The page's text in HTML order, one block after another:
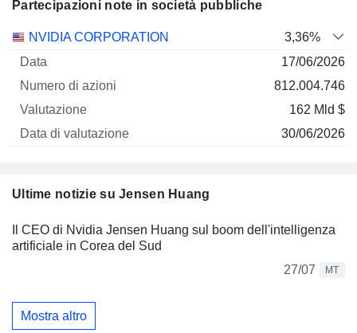
Partecipazioni note in società pubbliche
Società
Numero
valutazione
NVIDIA CORPORATION
3,36%
17/06/2026
812.004.746
162 Mld $
30/06/2026
Ultime notizie su Jensen Huang
Il CEO di Nvidia Jensen Huang sul boom dell'intelligenza
artificiale in Corea del Sud
27/07
MT
Mostra altro